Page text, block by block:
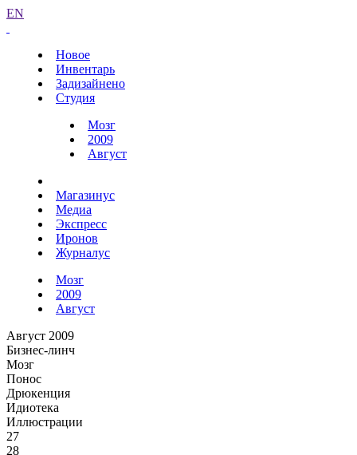
EN
Новое
Инвентарь
Задизайнено
Студия
Мозг
2009
Август
Магазинус
Медиа
Экспресс
Иронов
Журналус
Мозг
2009
Август
Август 2009
Бизнес-линч
Мозг
Понос
Дрюкенция
Идиотека
Иллюстрации
27
28